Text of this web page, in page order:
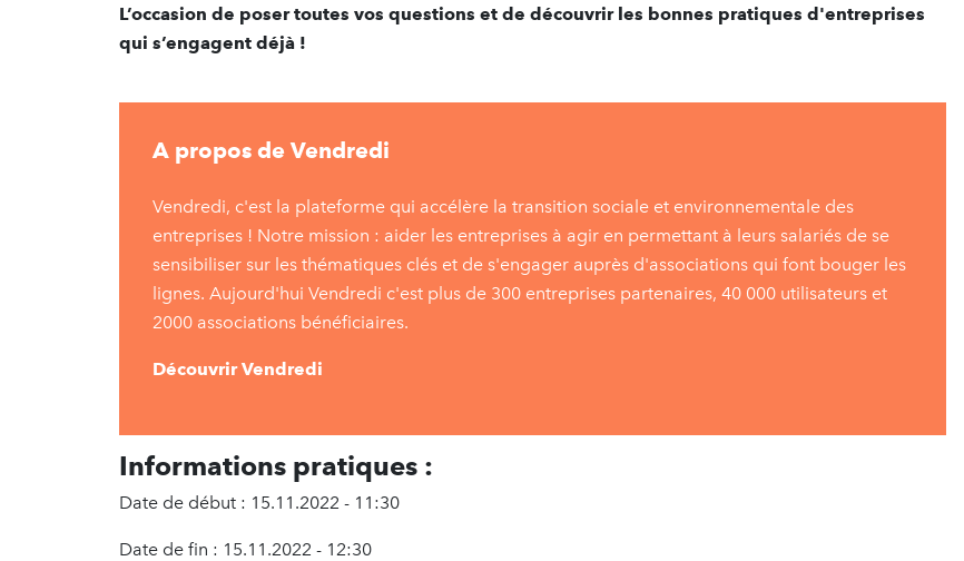
L’occasion de poser toutes vos questions et de découvrir les bonnes pratiques d'entreprises
qui s’engagent déjà !
A propos de Vendredi
Vendredi, c'est la plateforme qui accélère la transition sociale et environnementale des
entreprises ! Notre mission : aider les entreprises à agir en permettant à leurs salariés de se
sensibiliser sur les thématiques clés et de s'engager auprès d'associations qui font bouger les
lignes. Aujourd'hui Vendredi c'est plus de 300 entreprises partenaires, 40 000 utilisateurs et
2000 associations bénéficiaires.
Découvrir Vendredi
Informations pratiques :
Date de début : 15.11.2022 - 11:30
Date de fin : 15.11.2022 - 12:30